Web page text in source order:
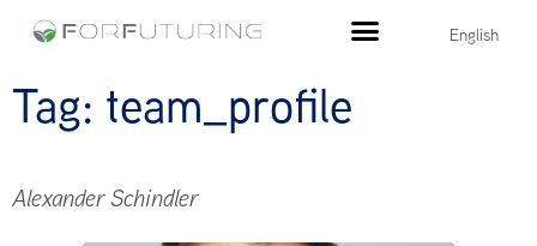
English
Tag: team_profile
Alexander Schindler